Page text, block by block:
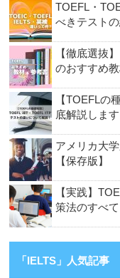
TOEFL・
べきテストの
【徹底選抜
のおすすめ
【TOEFLの
底解説します
アメリカ大
【保存版】
【実践】
策法のすべて
「IELTS」人気記事